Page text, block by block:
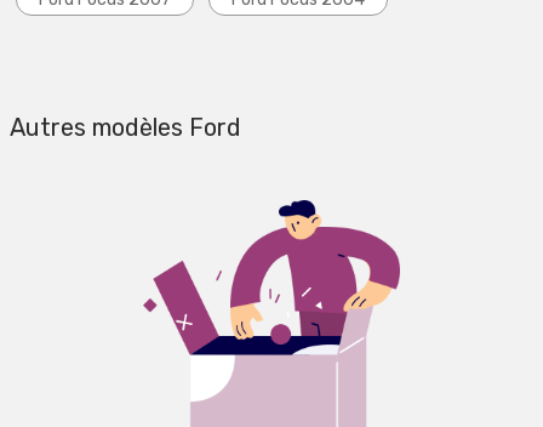
Autres modèles Ford